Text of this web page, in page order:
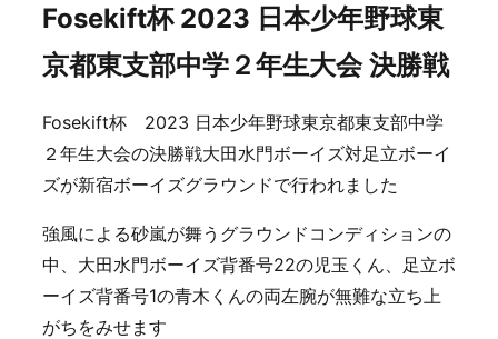
Fosekift杯 2023 日本少年野球東
京都東支部中学２年生大会 決勝戦
Fosekift杯 2023 日本少年野球東京都東支部中学
２年生大会の決勝戦大田水門ボーイズ対足立ボーイ
ズが新宿ボーイズグラウンドで行われました
強風による砂嵐が舞うグラウンドコンディションの
中、大田水門ボーイズ背番号22の児玉くん、足立ボ
ーイズ背番号1の青木くんの両左腕が無難な立ち上
がちをみせます